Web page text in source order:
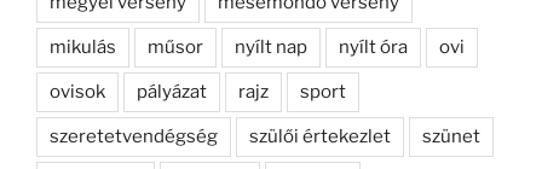
mikulás műsor nyílt nap nyílt óra ovi
ovisok pályázat rajz sport
szeretetvendégség szülői értekezlet szünet